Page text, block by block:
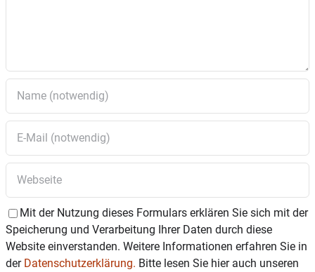
Mit der Nutzung dieses Formulars erklären Sie sich mit der
Speicherung und Verarbeitung Ihrer Daten durch diese
Website einverstanden. Weitere Informationen erfahren Sie in
der Datenschutzerklärung. Bitte lesen Sie hier auch unseren